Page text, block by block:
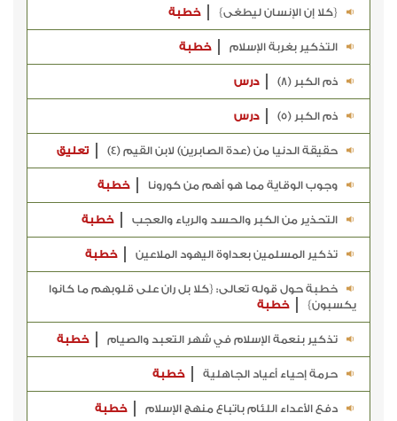
{كلا إن الإنسان ليطغى} خطبة
التذكير بغربة الإسلام خطبة
ذم الكبر (8) درس
ذم الكبر (5) درس
حقيقة الدنيا من (عدة الصابرين) لابن القيم (4) تعليق
وجوب الوقاية مما هو أهم من كورونا خطبة
التحذير من الكبر والحسد والرياء والعجب خطبة
تذكير المسلمين بعداوة اليهود الملاعين خطبة
خطبة حول قوله تعالى: {كلا بل ران على قلوبهم ما كانوا
يكسبون}
خطبة
تذكير بنعمة الإسلام في شهر التعبد والصيام خطبة
حرمة إحياء أعياد الجاهلية خطبة
دفع الأعداء اللئام باتباع منهج الإسلام خطبة